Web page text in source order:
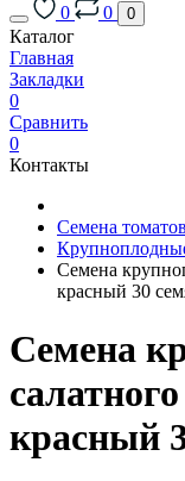
0
0 0
Каталог
Главная
Закладки
0
Сравнить
0
Контакты
Семена томатов
Семена
красный 30
Семена
красный